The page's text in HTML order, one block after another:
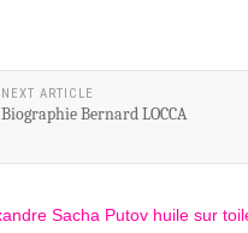
NEXT ARTICLE
Biographie Bernard LOCCA